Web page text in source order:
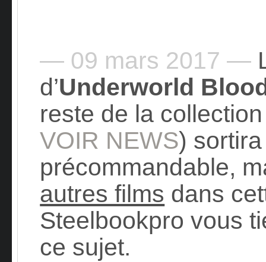
— 09 mars 2017 —
d’Underworld
reste de la
VOIR NEWS)
précommandable,
autres films dans
Steelbookpro vous
ce sujet.